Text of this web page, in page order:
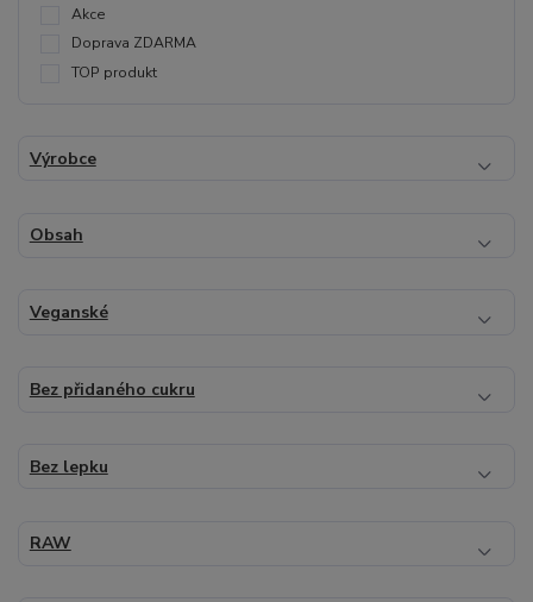
Akce
Doprava ZDARMA
TOP produkt
Výrobce
Obsah
Veganské
Bez přidaného cukru
Bez lepku
RAW